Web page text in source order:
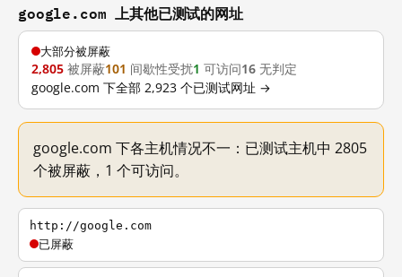
google.com 上其他已测试的网址
大部分被屏蔽
2,805 被屏蔽101 间歇性受扰1 可访问16 无判定
google.com 下全部 2,923 个已测试网址 →
google.com 下各主机情况不一：已测试主机中 2805
个被屏蔽，1 个可访问。
http://google.com
已屏蔽